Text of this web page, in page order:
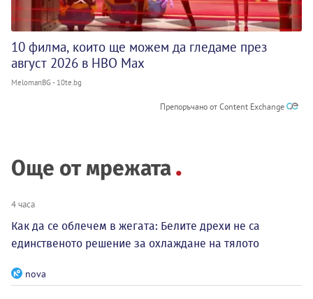
10 филма, които ще можем да гледаме през
август 2026 в HBO Max
MelomanBG - 10te.bg
Препоръчано от Content Exchange
Още от мрежата
4 часа
Как да се облечем в жегата: Белите дрехи не са
единственото решение за охлаждане на тялото
nova